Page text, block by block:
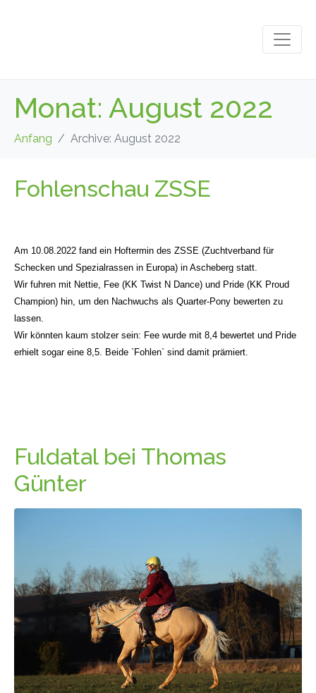
Monat: August 2022
Anfang Archive: August 2022
Fohlenschau ZSSE
Am 10.08.2022 fand ein Hoftermin des ZSSE (Zuchtverband für
Schecken und Spezialrassen in Europa) in Ascheberg statt.
Wir fuhren mit Nettie, Fee (KK Twist N Dance) und Pride (KK Proud
Champion) hin, um den Nachwuchs als Quarter-Pony bewerten zu
lassen.
Wir könnten kaum stolzer sein: Fee wurde mit 8,4 bewertet und Pride
erhielt sogar eine 8,5. Beide `Fohlen` sind damit prämiert.
Fuldatal bei Thomas
Günter